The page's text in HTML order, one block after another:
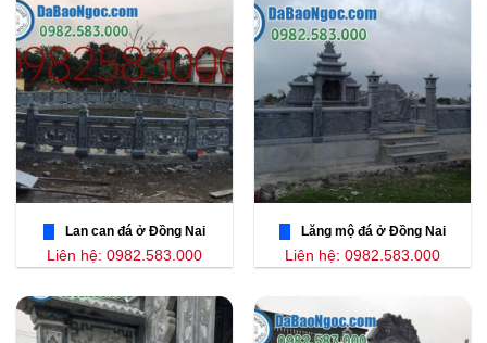
Lan can đá ở Đồng Nai
Liên hệ: 0982.583.000
Lăng mộ đá ở Đồng Nai
Liên hệ: 0982.583.000